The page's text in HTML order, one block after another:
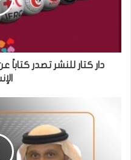
دار كتار للنشر تصدر